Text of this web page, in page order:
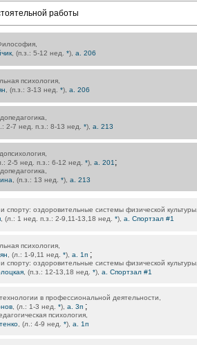
работы
, (п.з.: 5-12 нед. *), а. 206
психология,
, (п.з.: 3-13 нед. *), а. 206
2-7 нед. п.з.: 8-13 нед. *), а. 213
2-5 нед. п.з.: 6-12 нед. *), а. 201 ;
, (п.з.: 13 нед. *), а. 213
спорту: оздоровительные системы физической культуры,
, (л.: 1 нед. п.з.: 2-9,11-13,18 нед. *), а. Спортзал #1
психология,
, (л.: 1-9,11 нед. *), а. 1п ;
спорту: оздоровительные системы физической культуры,
, (п.з.: 12-13,18 нед. *), а. Спортзал #1
в профессиональной деятельности,
, (л.: 1-3 нед. *), а. 3п ;
психология,
, (л.: 4-9 нед. *), а. 1п